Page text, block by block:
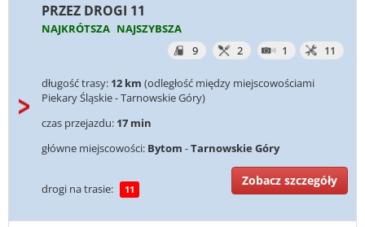
PRZEZ DROGI 11
NAJKRÓTSZA NAJSZYBSZA
9
2 1 11
długość trasy: 12 km (odległość między miejscowościami
Piekary Śląskie - Tarnowskie Góry)
czas przejazdu: 17 min
główne miejscowości: Bytom -Tarnowskie Góry
drogi na trasie: 11
Zobacz szczegóły